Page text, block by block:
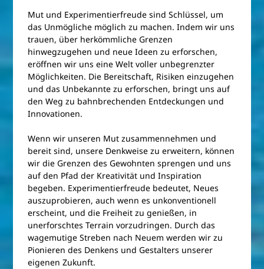
Mut und Experimentierfreude sind Schlüssel, um
das Unmögliche möglich zu machen. Indem wir uns
trauen, über herkömmliche Grenzen
hinwegzugehen und neue Ideen zu erforschen,
eröffnen wir uns eine Welt voller unbegrenzter
Möglichkeiten. Die Bereitschaft, Risiken einzugehen
und das Unbekannte zu erforschen, bringt uns auf
den Weg zu bahnbrechenden Entdeckungen und
Innovationen.
Wenn wir unseren Mut zusammennehmen und
bereit sind, unsere Denkweise zu erweitern, können
wir die Grenzen des Gewohnten sprengen und uns
auf den Pfad der Kreativität und Inspiration
begeben. Experimentierfreude bedeutet, Neues
auszuprobieren, auch wenn es unkonventionell
erscheint, und die Freiheit zu genießen, in
unerforschtes Terrain vorzudringen. Durch das
wagemutige Streben nach Neuem werden wir zu
Pionieren des Denkens und Gestalters unserer
eigenen Zukunft.